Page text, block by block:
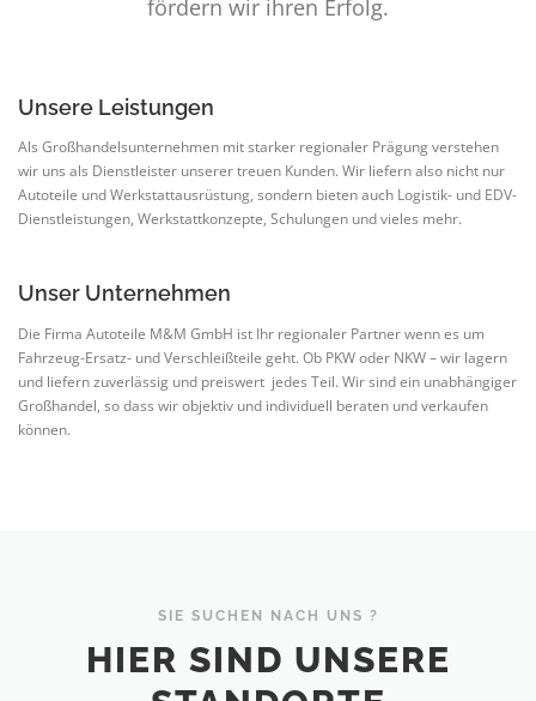
fördern wir ihren Erfolg.
Unsere Leistungen
Als Großhandelsunternehmen mit starker regionaler Prägung verstehen
wir uns als Dienstleister unserer treuen Kunden. Wir liefern also nicht nur
Autoteile und Werkstattausrüstung, sondern bieten auch Logistik- und EDV-
Dienstleistungen, Werkstattkonzepte, Schulungen und vieles mehr.
Unser Unternehmen
Die Firma Autoteile M&M GmbH ist Ihr regionaler Partner wenn es um
Fahrzeug-Ersatz- und Verschleißteile geht. Ob PKW oder NKW – wir lagern
und liefern zuverlässig und preiswert jedes Teil. Wir sind ein unabhängiger
Großhandel, so dass wir objektiv und individuell beraten und verkaufen
können.
SIE SUCHEN NACH UNS ?
HIER SIND UNSERE